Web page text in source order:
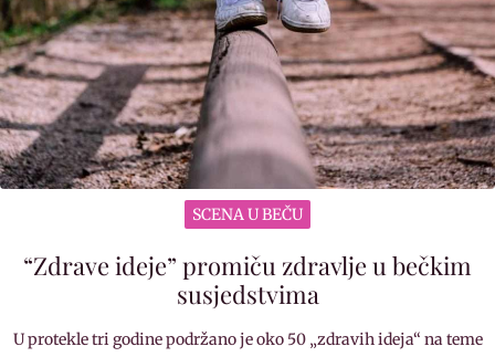
SCENA U BEČU
“Zdrave ideje” promiču zdravlje u bečkim
susjedstvima
U protekle tri godine podržano je oko 50 „zdravih ideja“ na teme